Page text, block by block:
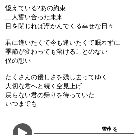
憶えている?あの約束
二人誓い合った未来
目を閉じれば浮かんでくる幸せな日々
君に逢いたくて今も逢いたくて眠れずに
季節が変わっても溶けることのない
僕の想い
たくさんの優しさを残し去ってゆく
大切な君へと続く空見上げ
戻らない君の帰りを待っていた
いつまでも
雪葬 を